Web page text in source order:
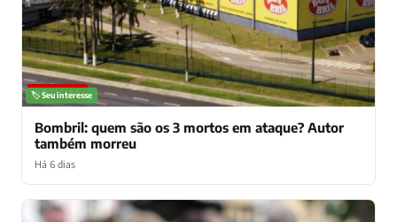
NOTÍCIAS
🏷️ Seu interesse
Bombril: quem são os 3 mortos em ataque? Autor
também morreu
Há 6 dias